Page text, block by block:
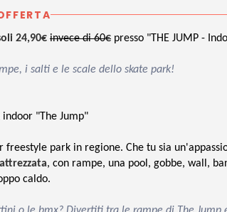
24,90€ invece di 60€ presso "THE JUMP -
i salti e le scale dello skate park!
"The Jump"
freestyle park in regione. Che tu sia
, con rampe, una pool, gobbe, wall,
caldo.